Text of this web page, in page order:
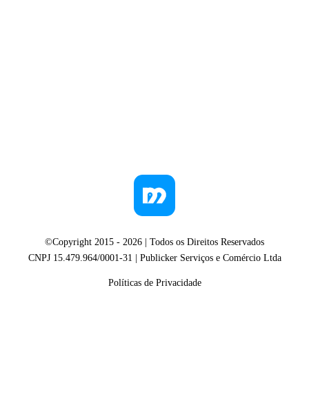
©Copyright 2015 - 2026 | Todos os Direitos Reservados
CNPJ 15.479.964/0001-31 | Publicker Serviços e Comércio Ltda
Políticas de Privacidade